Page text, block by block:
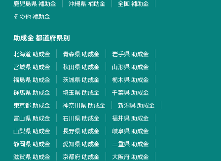
鹿児島県 補助金
沖縄県 補助金
全国 補助金
その他 補助金
助成金 都道府県別
北海道 助成金 青森県 助成金
岩手県 助成金
宮城県 助成金
秋田県 助成金
山形県 助成金
福島県 助成金
茨城県 助成金
栃木県 助成金
群馬県 助成金
埼玉県 助成金
千葉県 助成金
東京都 助成金
神奈川県 助成金
新潟県 助成金
富山県 助成金
石川県 助成金
福井県 助成金
山梨県 助成金
長野県 助成金
岐阜県 助成金
静岡県 助成金
愛知県 助成金
三重県 助成金
滋賀県 助成金
京都府 助成金
大阪府 助成金